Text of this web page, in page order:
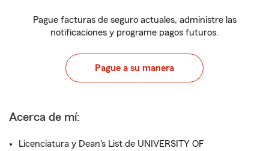
Pague facturas de seguro actuales, administre las
notificaciones y programe pagos futuros.
Pague a su manera
Acerca de mí:
Licenciatura y Dean's List de UNIVERSITY OF